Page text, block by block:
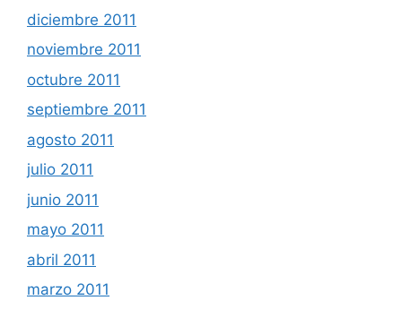
diciembre 2011
noviembre 2011
octubre 2011
septiembre 2011
agosto 2011
julio 2011
junio 2011
mayo 2011
abril 2011
marzo 2011